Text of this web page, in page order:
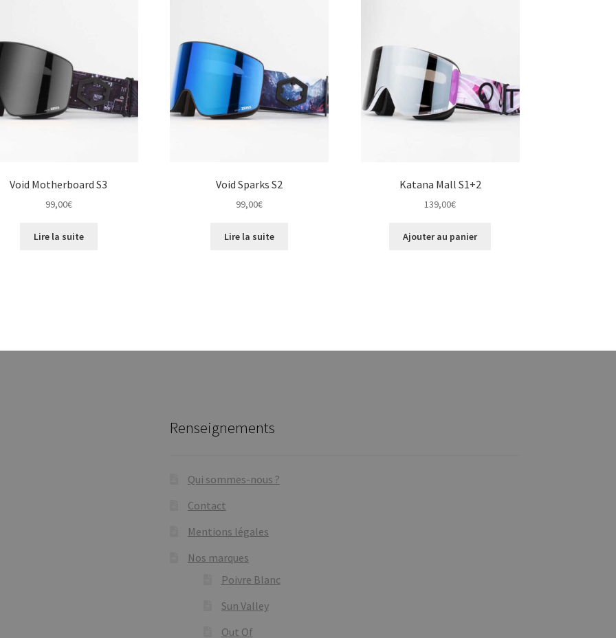
Void Motherboard S3
99,00€
Lire la suite
Void Sparks S2
99,00€
Lire la suite
Katana Mall S1+2
139,00€
Ajouter au panier
Renseignements
Qui sommes-nous ?
Contact
Mentions légales
Nos marques
Poivre Blanc
Sun Valley
Out Of